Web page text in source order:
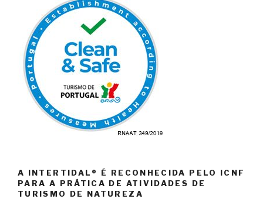
A INTERTIDAL® É RECONHECIDA PELO ICNF
PARA A PRÁTICA DE ATIVIDADES DE
TURISMO DE NATUREZA